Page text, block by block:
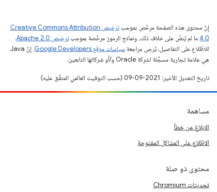
إنّ محتوى هذه الصفحة مرخّص بموجب
ترخيص Creative Commons Attribution
4.0‏ ما لم يُنصّ على خلاف ذلك، ونماذج الرموز مرخّصة بموجبترخيص Apache 2.0‏
.
للاطّلاع على التفاصيل، يُرجى مراجعة سياسات موقع Google Developers‏
. إنّ Java
هي علامة تجارية مسجَّلة لشركة Oracle و/أو شركائها التابعين.
تاريخ التعديل الأخير: 2021-09-09 (حسب التوقيت العالمي المتفَّق عليه)
مساهمة
الإبلاغ عن خطأ
الاطّلاع على المشاكل المفتوحة
محتوى ذو صلة
تحديثات Chromium